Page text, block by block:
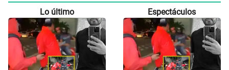
Lo último Espectáculos